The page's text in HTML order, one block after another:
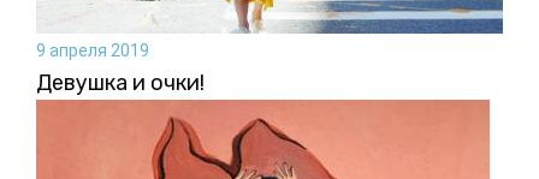
9 апреля 2019
Девушка и очки!